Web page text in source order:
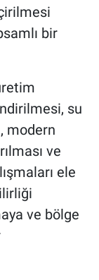
bir
su
modern
ve
ele
ve bölge